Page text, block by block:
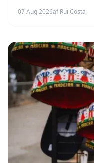
07 Aug 2026af Rui Costa